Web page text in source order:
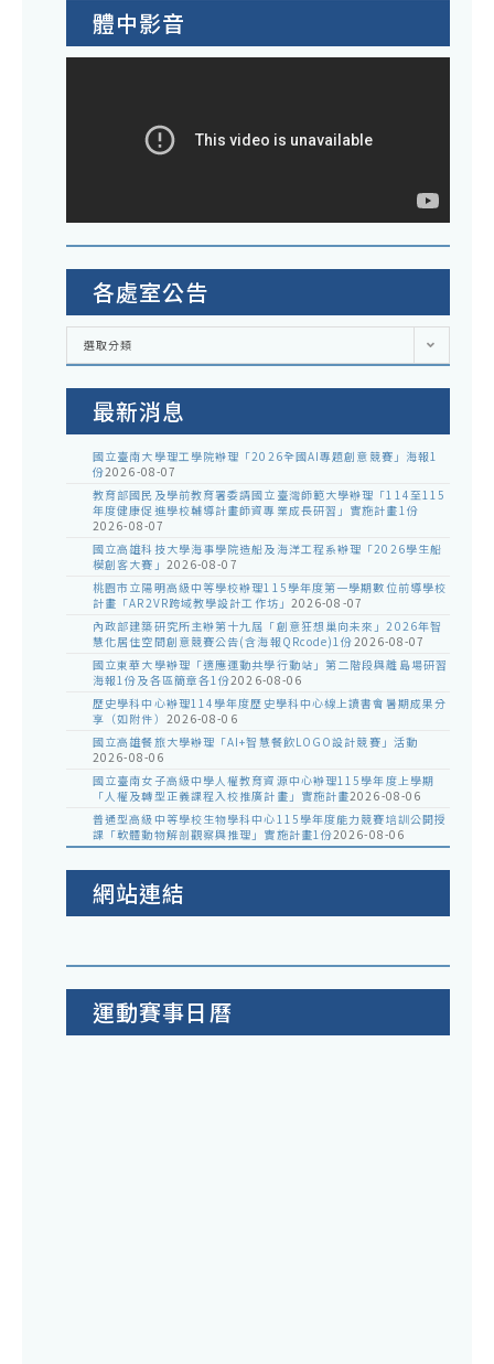
體中影音
各處室公告
各
室
選取分類
最新消息
國立臺南大學理工學院辦理「2026全國AI專題創意競賽」海報1
份2026-08-07
教育部國民及學前教育署委請國立臺灣師範大學辦理「114至115
年度健康促進學校輔導計畫師資專業成長研習」實施計畫1份
2026-08-07
國立高雄科技大學海事學院造船及海洋工程系辦理「2026學生船
模創客大賽」 2026-08-07
桃園市立陽明高級中等學校辦理115學年度第一學期數位前導學校
計畫「AR2VR跨域教學設計工作坊」 2026-08-07
內政部建築研究所主辦第十九屆「創意狂想巢向未來」2026年智
慧化居住空間創意競賽公告(含海報QRcode)1份2026-08-07
國立東華大學辦理「適應運動共學行動站」第二階段與離島場研習
海報1份及各區簡章各1份2026-08-06
歷史學科中心辦理114學年度歷史學科中心線上讀書會暑期成果分
享（如附件） 2026-08-06
國立高雄餐旅大學辦理「AI+智慧餐飲LOGO設計競賽」活動
2026-08-06
國立臺南女子高級中學人權教育資源中心辦理115學年度上學期
「人權及轉型正義課程入校推廣計畫」實施計畫2026-08-06
普通型高級中等學校生物學科中心115學年度能力競賽培訓公開授
課「軟體動物解剖觀察與推理」實施計畫1份2026-08-06
網站連結
運動賽事日曆